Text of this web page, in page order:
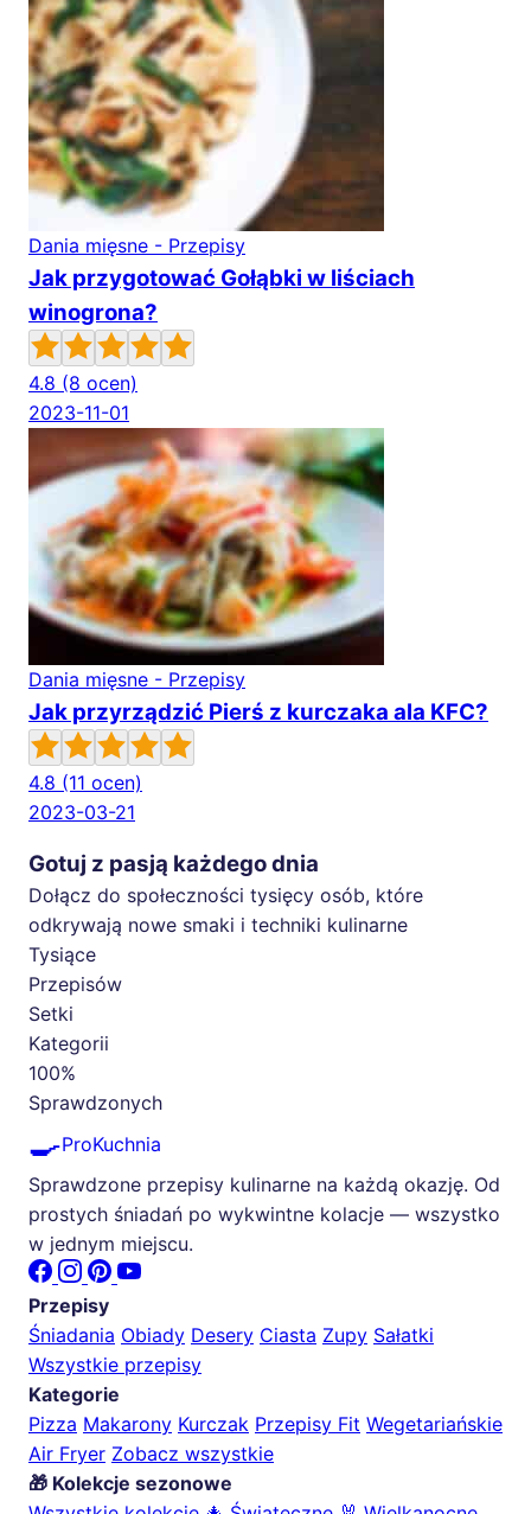
Dania mięsne - Przepisy
Jak przygotować Gołąbki w liściach
winogrona?
4.8 (8 ocen)
2023-11-01
Dania mięsne - Przepisy
Jak przyrządzić Pierś z kurczaka ala KFC?
4.8 (11 ocen)
2023-03-21
Gotuj z pasją każdego dnia
Dołącz do społeczności tysięcy osób, które
odkrywają nowe smaki i techniki kulinarne
Tysiące
Przepisów
Setki
Kategorii
100%
Sprawdzonych
🍳ProKuchnia
Sprawdzone przepisy kulinarne na każdą okazję. Od
prostych śniadań po wykwintne kolacje — wszystko
w jednym miejscu.
Przepisy
Śniadania Obiady Desery Ciasta Zupy Sałatki
Wszystkie przepisy
Kategorie
Pizza Makarony Kurczak Przepisy Fit Wegetariańskie
Air Fryer Zobacz wszystkie
🎁 Kolekcje sezonowe